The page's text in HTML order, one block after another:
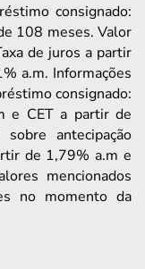
consignado:
108 meses. Valor
de juros a partir
a.m. Informações
consignado:
e CET a partir de
antecipação
de 1,79% a.m e
mencionados
no momento da